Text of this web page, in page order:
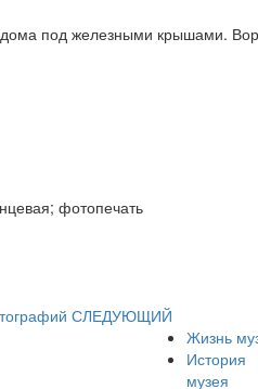
под железными крышами.
фотопечать
СЛЕДУЮЩИЙ
Жизнь
История
музея